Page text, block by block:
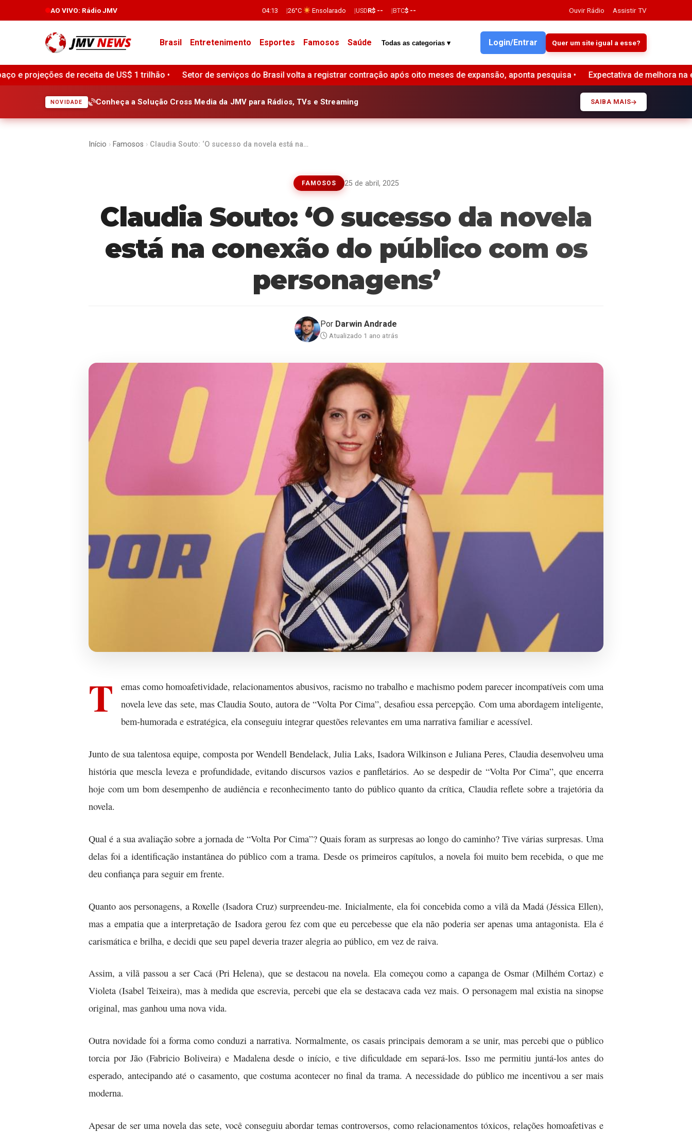
AO VIVO: Rádio JMV 04:13 26°C Ensolarado USDR$ -- BTC$ -- Ouvir Rádio Assistir TV
Brasil Entretenimento Esportes Famosos Saúde Todas as categorias ▾ Login/Entrar Quer um site igual a esse?
1 trilhão • Setor de serviços do Brasil volta a registrar contração após oito meses de expansão, aponta pesquisa • Expectativa de melhora na economia brasileira aumenta de
NOVIDADE Conheça a Solução Cross Media da JMV para Rádios, TVs e Streaming SAIBA MAIS
Início › Famosos › Claudia Souto: ‘O sucesso da novela está na…
FAMOSOS 25 de abril, 2025
Claudia Souto: ‘O sucesso da novela
está na conexão do público com os
personagens’
Por Darwin Andrade
Atualizado 1 ano atrás
T
emas como homoafetividade, relacionamentos abusivos, racismo no trabalho e machismo podem parecer incompatíveis com uma
novela leve das sete, mas Claudia Souto, autora de “Volta Por Cima”, desafiou essa percepção. Com uma abordagem inteligente,
bem-humorada e estratégica, ela conseguiu integrar questões relevantes em uma narrativa familiar e acessível.
Junto de sua talentosa equipe, composta por Wendell Bendelack, Julia Laks, Isadora Wilkinson e Juliana Peres, Claudia desenvolveu uma
história que mescla leveza e profundidade, evitando discursos vazios e panfletários. Ao se despedir de “Volta Por Cima”, que encerra
hoje com um bom desempenho de audiência e reconhecimento tanto do público quanto da crítica, Claudia reflete sobre a trajetória da
novela.
Qual é a sua avaliação sobre a jornada de “Volta Por Cima”? Quais foram as surpresas ao longo do caminho? Tive várias surpresas. Uma
delas foi a identificação instantânea do público com a trama. Desde os primeiros capítulos, a novela foi muito bem recebida, o que me
deu confiança para seguir em frente.
Quanto aos personagens, a Roxelle (Isadora Cruz) surpreendeu-me. Inicialmente, ela foi concebida como a vilã da Madá (Jéssica Ellen),
mas a empatia que a interpretação de Isadora gerou fez com que eu percebesse que ela não poderia ser apenas uma antagonista. Ela é
carismática e brilha, e decidi que seu papel deveria trazer alegria ao público, em vez de raiva.
Assim, a vilã passou a ser Cacá (Pri Helena), que se destacou na novela. Ela começou como a capanga de Osmar (Milhém Cortaz) e
Violeta (Isabel Teixeira), mas à medida que escrevia, percebi que ela se destacava cada vez mais. O personagem mal existia na sinopse
original, mas ganhou uma nova vida.
Outra novidade foi a forma como conduzi a narrativa. Normalmente, os casais principais demoram a se unir, mas percebi que o público
torcia por Jão (Fabricio Boliveira) e Madalena desde o início, e tive dificuldade em separá-los. Isso me permitiu juntá-los antes do
esperado, antecipando até o casamento, que costuma acontecer no final da trama. A necessidade do público me incentivou a ser mais
moderna.
Apesar de ser uma novela das sete, você conseguiu abordar temas controversos, como relacionamentos tóxicos, relações homoafetivas e